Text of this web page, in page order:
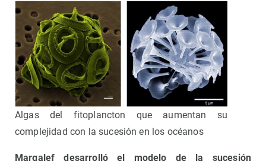
Algas del fitoplancton que aumentan su
complejidad con la sucesión en los océanos
Margalef desarrolló el modelo de la sucesión